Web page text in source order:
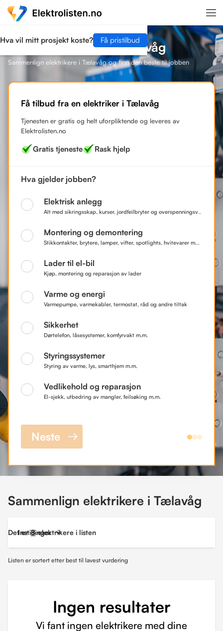
Hva vil mitt prosjekt koste? Få pristilbud
Finn en elektriker i Tælavåg
Sammenlign elektrikere i Tælavåg og finn den beste til jobben
Få tilbud fra en elektriker i Tælavåg
Tjenesten er gratis og helt uforpliktende og leveres av
Elektrolisten.no
Gratis tjeneste Rask hjelp
Hva gjelder jobben?
Elektrisk anlegg
Montering og demontering
Lader til el-bil
Kjøp, montering og reparasjon av lader
Varme og energi
Varmepumpe, varmekabler, termostat, råd og andre tiltak
Sikkerhet
Dørtelefon, låsesystemer, komfyrvakt m.m.
Styringssystemer
Styring av varme, lys, smarthjem m.m.
Vedlikehold og reparasjon
El-sjekk, utbedring av mangler, feilsøking m.m.
Neste
Sammenlign elektrikere i Tælavåg
Det er 8 elektrikere i listen
Instillinger
Listen er sortert etter best til lavest vurdering
Ingen resultater
Vi fant ingen elektrikere med dine